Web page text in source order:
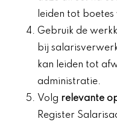
leiden tot boetes
Gebruik de
bij
kan leiden tot
administratie.
Volg relevante
Register